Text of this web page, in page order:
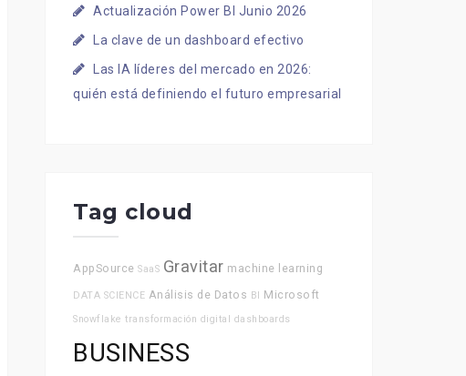
Actualización Power BI Junio 2026
La clave de un dashboard efectivo
Las IA líderes del mercado en 2026:
quién está definiendo el futuro empresarial
Tag cloud
AppSource SaaS Gravitar machine learning
DATA SCIENCE Análisis de Datos BI Microsoft
Snowflake transformación digital dashboards
BUSINESS